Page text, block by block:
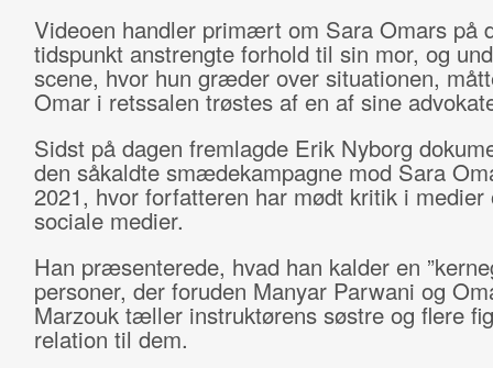
Videoen handler primært om Sara Omars på
tidspunkt anstrengte forhold til sin mor, og
scene, hvor hun græder over situationen,
Omar i retssalen trøstes af en af sine
Sidst på dagen fremlagde Erik Nyborg
den såkaldte smædekampagne mod Sara
2021, hvor forfatteren har mødt kritik i medier
sociale medier.
Han præsenterede, hvad han kalder en
personer, der foruden Manyar Parwani og
Marzouk tæller instruktørens søstre og flere
relation til dem.